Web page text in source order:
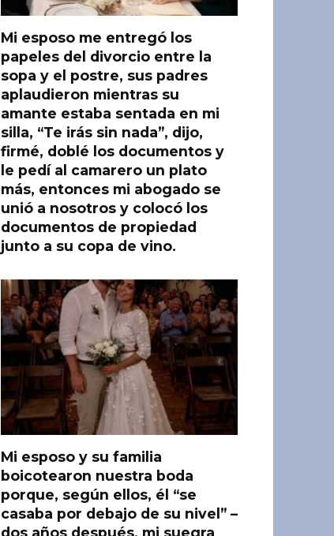
Mi esposo me entregó los
papeles del divorcio entre la
sopa y el postre, sus padres
aplaudieron mientras su
amante estaba sentada en mi
silla, “Te irás sin nada”, dijo,
firmé, doblé los documentos y
le pedí al camarero un plato
más, entonces mi abogado se
unió a nosotros y colocó los
documentos de propiedad
junto a su copa de vino.
Mi esposo y su familia
boicotearon nuestra boda
porque, según ellos, él “se
casaba por debajo de su nivel” –
dos años después, mi suegra